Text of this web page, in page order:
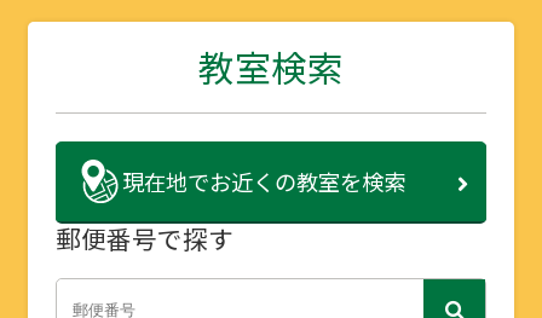
教室検索
現在地でお近くの教室を検索
郵便番号で探す